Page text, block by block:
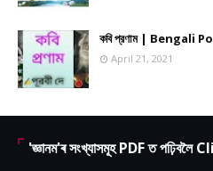
কবি প্রণাম | Bengali
April 21, 2021
'জ্ঞানম'ৰ সংখ্যাসমূহ PDF ত পঢ়িবলৈ